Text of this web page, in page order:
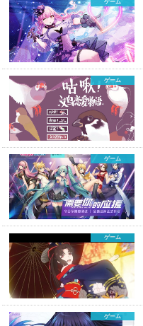
ゲーム
ゲーム
ゲーム
ゲーム
ゲーム